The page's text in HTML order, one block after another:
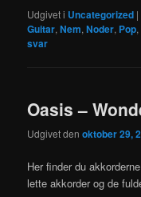
Udgivet i Uncategorized |
Guitar,Nem,Noder, Pop,
svar
Oasis –
Udgivet denoktober 29,
Her finder du
lette akkorder og de